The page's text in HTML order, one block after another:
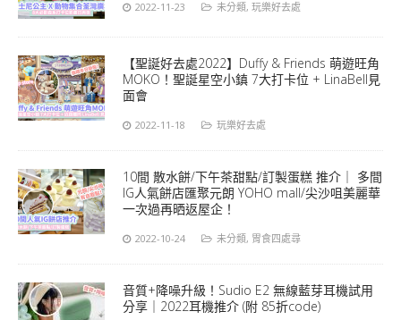
2022-11-23 未分類, 玩樂好去處
【聖誕好去處2022】Duffy & Friends 萌遊旺角
MOKO！聖誕星空小鎮 7大打卡位 + LinaBell見
面會
2022-11-18 玩樂好去處
10間 散水餅/下午茶甜點/訂製蛋糕 推介｜ 多間
IG人氣餅店匯聚元朗 YOHO mall/尖沙咀美麗華
一次過再晒返屋企！
2022-10-24 未分類, 胃食四處尋
音質+降噪升級！Sudio E2 無線藍芽耳機試用
分享｜2022耳機推介 (附 85折code)